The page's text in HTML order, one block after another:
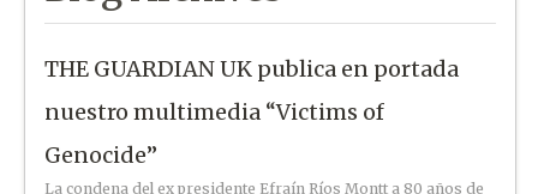
THE GUARDIAN UK publica en portada
nuestro multimedia “Victims of
Genocide”
La condena del ex presidente Efraín Ríos Montt a 80 años de